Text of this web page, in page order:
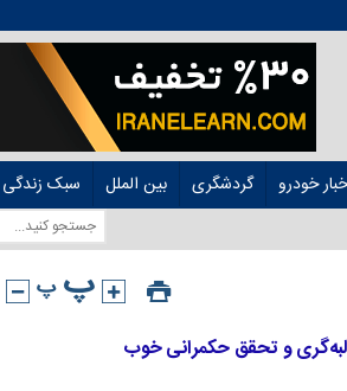
خودرو گردشگری بین الملل سبک زندگی
و تحقق حکمرانی خوب